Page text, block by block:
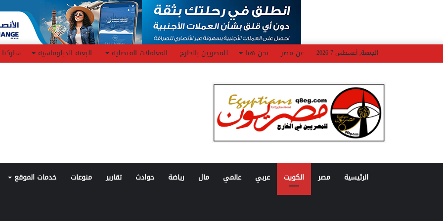
الجمعة, أغسطس 7 2026 عن مصر نحن هنا للمصريين بالخارج المعاملات القنصليه البعثه الدبلوماسيه شاركنا
الرئيسية مصر الكويت عربي عالمي مال رياضة حوادث تقارير منوعات خدمات الموقع